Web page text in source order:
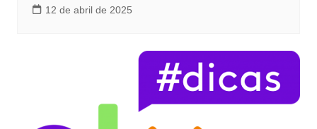
12 de abril de 2025